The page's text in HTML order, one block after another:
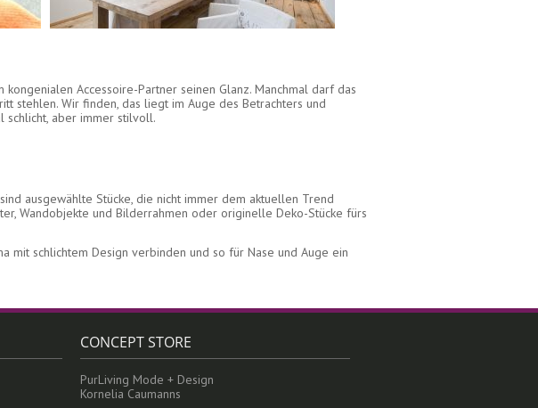
Accessoire-Partner seinen Glanz. Manchmal darf das
stehlen. Wir finden, das liegt im Auge des Betrachters und
schlicht, aber immer stilvoll.
ausgewählte Stücke, die nicht immer dem aktuellen Trend
Wandobjekte und Bilderrahmen oder originelle Deko-Stücke fürs
mit schlichtem Design verbinden und so für Nase und Auge ein
CONCEPT STORE
PurLiving Mode + Design
Kornelia Caumanns